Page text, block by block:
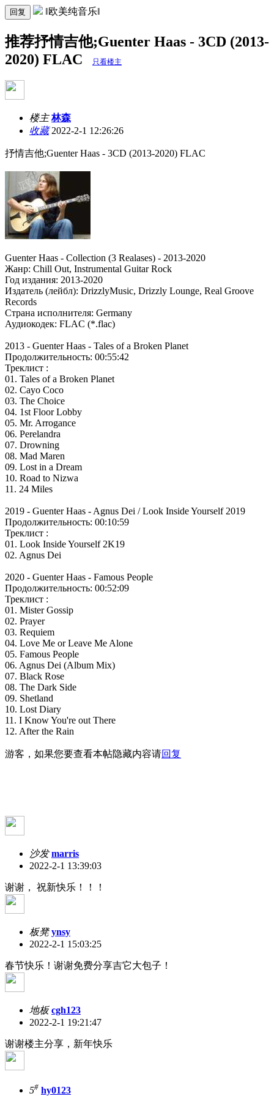
回复 ‖欧美纯音乐‖
推荐抒情吉他;Guenter Haas - 3CD (2013-
2020) FLAC
只看楼主
楼主 林森
收藏2022-2-1 12:26:26
抒情吉他;Guenter Haas - 3CD (2013-2020) FLAC
Guenter Haas - Collection (3 Realases) - 2013-2020
Жанр: Chill Out, Instrumental Guitar Rock
Год издания: 2013-2020
Издатель (лейбл): DrizzlyMusic, Drizzly Lounge, Real Groove
Records
Страна исполнителя: Germany
Аудиокодек: FLAC (*.flac)
2013 - Guenter Haas - Tales of a Broken Planet
Продолжительность: 00:55:42
Треклист :
01. Tales of a Broken Planet
02. Cayo Coco
03. The Choice
04. 1st Floor Lobby
05. Mr. Arrogance
06. Perelandra
07. Drowning
08. Mad Maren
09. Lost in a Dream
10. Road to Nizwa
11. 24 Miles
2019 - Guenter Haas - Agnus Dei / Look Inside Yourself 2019
Продолжительность: 00:10:59
Треклист :
01. Look Inside Yourself 2K19
02. Agnus Dei
2020 - Guenter Haas - Famous People
Продолжительность: 00:52:09
Треклист :
01. Mister Gossip
02. Prayer
03. Requiem
04. Love Me or Leave Me Alone
05. Famous People
06. Agnus Dei (Album Mix)
07. Black Rose
08. The Dark Side
09. Shetland
10. Lost Diary
11. I Know You're out There
12. After the Rain
游客，如果您要查看本帖隐藏内容请回复
沙发 marris
2022-2-1 13:39:03
谢谢， 祝新快乐！！！
板凳 ynsy
2022-2-1 15:03:25
春节快乐！谢谢免费分享吉它大包子！
地板 cgh123
2022-2-1 19:21:47
谢谢楼主分享，新年快乐
5# hy0123